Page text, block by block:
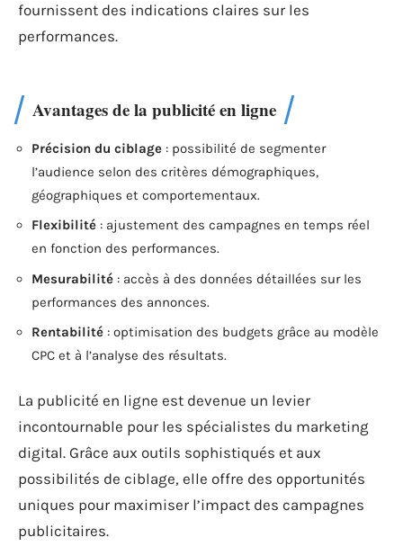
fournissent des indications claires sur les
performances.
Avantages de la publicité en ligne
Précision du ciblage : possibilité de segmenter
l’audience selon des critères démographiques,
géographiques et comportementaux.
Flexibilité : ajustement des campagnes en temps réel
en fonction des performances.
Mesurabilité : accès à des données détaillées sur les
performances des annonces.
Rentabilité : optimisation des budgets grâce au modèle
CPC et à l’analyse des résultats.
La publicité en ligne est devenue un levier
incontournable pour les spécialistes du marketing
digital. Grâce aux outils sophistiqués et aux
possibilités de ciblage, elle offre des opportunités
uniques pour maximiser l’impact des campagnes
publicitaires.